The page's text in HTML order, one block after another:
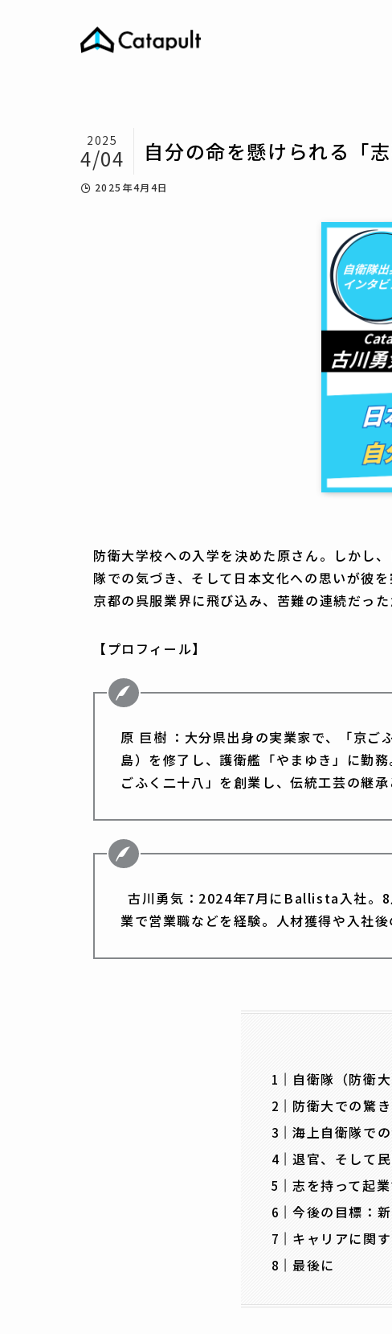
自分の命を懸けられる「
2025
4/04
2025年4月4日
防衛大学校への入学を決めた原さん。しかし
隊での気づき、そして日本文化への思いが彼
京都の呉服業界に飛び込み、苦難の連続だっ
【プロフィール】
原 巨樹 ：大分県出身の実業家で、「京ご
島）を修了し、護衛艦「やまゆき」に勤
ごふく二十八」を創業し、伝統工芸の継
古川勇気：2024年7月にBallista入社。
業で営業職などを経験。人材獲得や入社
自衛隊（防衛
防衛大での驚
海上自衛隊で
退官、そして
志を持って起
今後の目標：
キャリアに関
最後に